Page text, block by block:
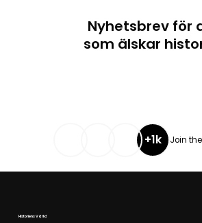
Nyhetsbrev för
som älskar
+1k Join
Historiens Värld